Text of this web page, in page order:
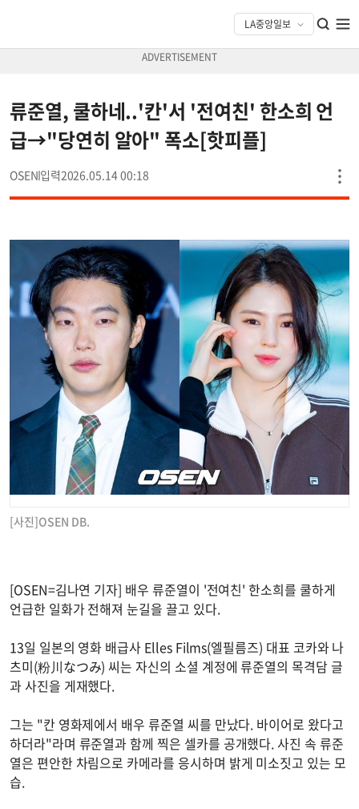
류준열, 쿨하네..'칸'서 '전여친' 한소희 언
급→"당연히 알아" 폭소[핫피플]
OSEN 2026.05.14 00:18
[사진]OSEN DB.
[OSEN=김나연 기자] 배우 류준열이 '전여친' 한소희를 쿨하게
언급한 일화가 전해져 눈길을 끌고 있다.
13일 일본의 영화 배급사 Elles Films(엘필름즈) 대표 코카와 나
츠미(粉川なつみ) 씨는 자신의 소셜 계정에 류준열의 목격담 글
과 사진을 게재했다.
그는 "칸 영화제에서 배우 류준열 씨를 만났다. 바이어로 왔다고
하더라"라며 류준열과 함께 찍은 셀카를 공개했다. 사진 속 류준
열은 편안한 차림으로 카메라를 응시하며 밝게 미소짓고 있는 모
습.